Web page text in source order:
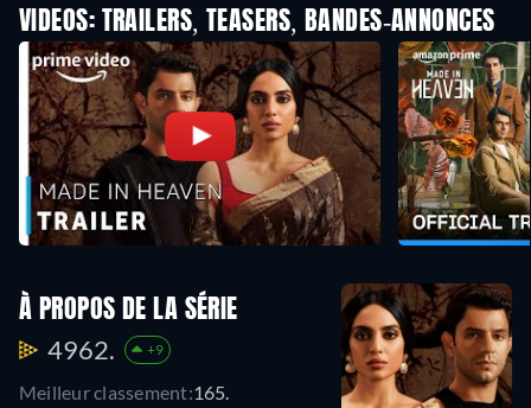
VIDEOS: TRAILERS, TEASERS, BANDES-ANNONCES
À PROPOS DE LA SÉRIE
4962. +9
Meilleur classement:165.